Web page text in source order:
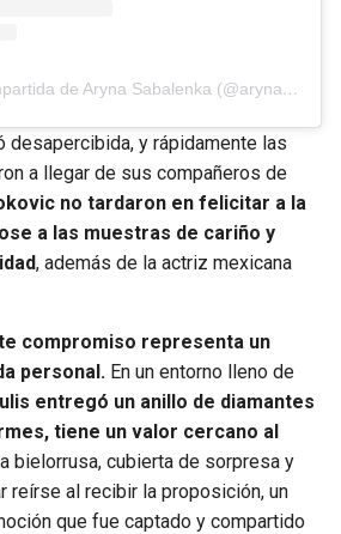
Una publicación compartida de Aryna Sabalenka (@arynasabalenka)
desapercibida, y rápidamente las
a llegar de sus compañeros de
no tardaron en felicitar a la
a las muestras de cariño y
, además de la actriz mexicana
compromiso representa un
personal. En un entorno lleno de
entregó un anillo de diamantes
tiene un valor cercano al
bielorrusa, cubierta de sorpresa y
reírse al recibir la proposición, un
que fue captado y compartido